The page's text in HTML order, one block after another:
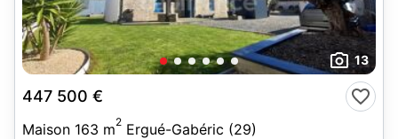
13
447 500 €
Maison 163 m2 Ergué-Gabéric (29)